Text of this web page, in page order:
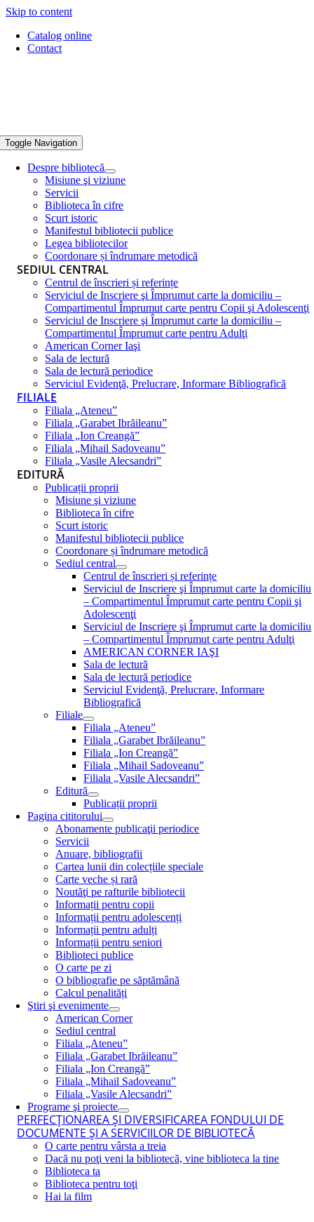
Skip to content
Catalog online
Contact
Toggle Navigation
Despre bibliotecă
Misiune şi viziune
Servicii
Biblioteca în cifre
Scurt istoric
Manifestul bibliotecii publice
Legea bibliotecilor
Coordonare și îndrumare metodică
SEDIUL CENTRAL
Centrul de înscrieri și referințe
Serviciul de Inscriere şi Împrumut carte la domiciliu –
Compartimentul Împrumut carte pentru Copii şi Adolescenţi
Serviciul de Inscriere şi Împrumut carte la domiciliu –
Compartimentul Împrumut carte pentru Adulţi
American Corner Iaşi
Sala de lectură
Sala de lectură periodice
Serviciul Evidenţă, Prelucrare, Informare Bibliografică
FILIALE
Filiala „Ateneu”
Filiala „Garabet Ibrăileanu”
Filiala „Ion Creangă”
Filiala „Mihail Sadoveanu”
Filiala „Vasile Alecsandri”
EDITURĂ
Publicații proprii
Misiune şi viziune
Biblioteca în cifre
Scurt istoric
Manifestul bibliotecii publice
Coordonare și îndrumare metodică
Sediul central
Centrul de înscrieri și referințe
Serviciul de Inscriere şi Împrumut carte la domiciliu
– Compartimentul Împrumut carte pentru Copii şi
Adolescenţi
Serviciul de Inscriere şi Împrumut carte la domiciliu
– Compartimentul Împrumut carte pentru Adulţi
AMERICAN CORNER IAŞI
Sala de lectură
Sala de lectură periodice
Serviciul Evidenţă, Prelucrare, Informare
Bibliografică
Filiale
Filiala „Ateneu”
Filiala „Garabet Ibrăileanu”
Filiala „Ion Creangă”
Filiala „Mihail Sadoveanu”
Filiala „Vasile Alecsandri”
Editură
Publicații proprii
Pagina cititorului
Abonamente publicaţii periodice
Servicii
Anuare, bibliografii
Cartea lunii din colecțiile speciale
Carte veche și rară
Noutăţi pe rafturile bibliotecii
Informații pentru copii
Informații pentru adolescenți
Informații pentru adulți
Informații pentru seniori
Biblioteci publice
O carte pe zi
O bibliografie pe săptămână
Calcul penalități
Ştiri şi evenimente
American Corner
Sediul central
Filiala „Ateneu”
Filiala „Garabet Ibrăileanu”
Filiala „Ion Creangă”
Filiala „Mihail Sadoveanu”
Filiala „Vasile Alecsandri”
Programe şi proiecte
PERFECŢIONAREA ŞI DIVERSIFICAREA FONDULUI DE
DOCUMENTE ŞI A SERVICIILOR DE BIBLIOTECĂ
O carte pentru vârsta a treia
Dacă nu poţi veni la bibliotecă, vine biblioteca la tine
Biblioteca ta
Biblioteca pentru toţi
Hai la film